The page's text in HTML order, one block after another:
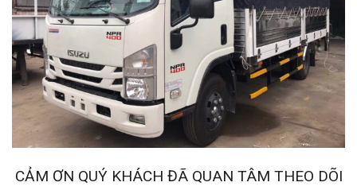
CẢM ƠN QUÝ KHÁCH ĐÃ QUAN TÂM THEO DÕI